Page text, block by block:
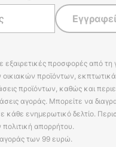
εξαιρετικές προσφορές από
προϊόντων, εκπτωτικά
προϊόντων, καθώς και
αγοράς. Μπορείτε να
κάθε ενημερωτικό δελτίο.
πολιτική απορρήτου.
των 99 ευρώ.